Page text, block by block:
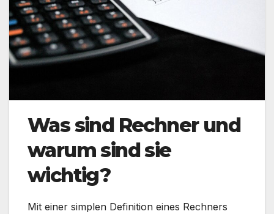
Was sind Rechner und
warum sind sie
wichtig?
Mit einer simplen Definition eines Rechners